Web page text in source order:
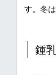
す。冬
鍾